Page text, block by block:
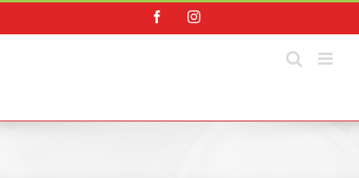
FacebookInstagram